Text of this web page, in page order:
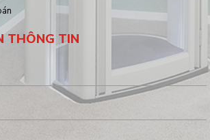
THÔNG TIN